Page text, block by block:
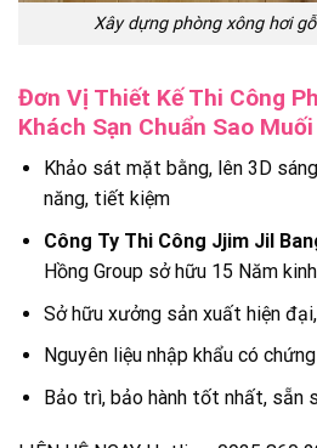
Xây dựng phòng xông hơi
Đơn Vị Thiết Kế Thi Công
Khách Sạn Chuẩn Sao
Khảo sát mặt bằng, lên 3D
năng, tiết kiệm
Công Ty Thi Công Jjim Jil
Hồng Group sở hữu 15 Năm
Sở hữu xưởng sản xuất hiện
Nguyên liệu nhập khẩu có chứng
Bảo trì, bảo hành tốt nhất, sẵn